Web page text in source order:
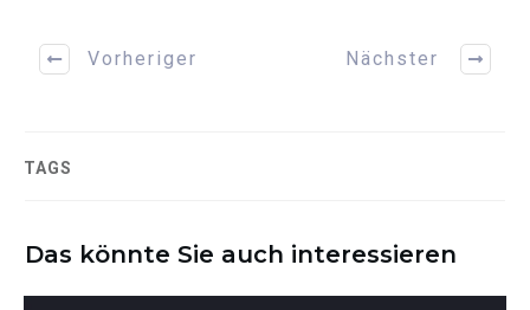
Vorheriger Nächster
TAGS
Das könnte Sie auch interessieren